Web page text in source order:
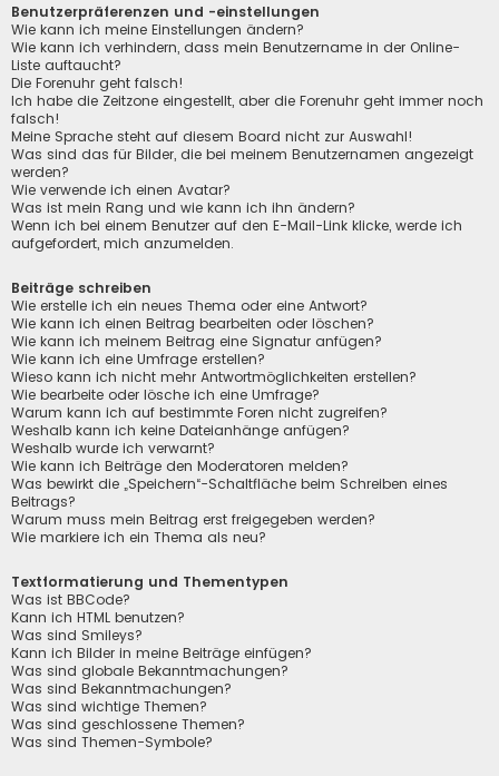
Benutzerpräferenzen und -einstellungen
Wie kann ich meine Einstellungen ändern?
Wie kann ich verhindern, dass mein Benutzername in der Online-
Liste auftaucht?
Die Forenuhr geht falsch!
Ich habe die Zeitzone eingestellt, aber die Forenuhr geht immer noch
falsch!
Meine Sprache steht auf diesem Board nicht zur Auswahl!
Was sind das für Bilder, die bei meinem Benutzernamen angezeigt
werden?
Wie verwende ich einen Avatar?
Was ist mein Rang und wie kann ich ihn ändern?
Wenn ich bei einem Benutzer auf den E-Mail-Link klicke, werde ich
aufgefordert, mich anzumelden.
Beiträge schreiben
Wie erstelle ich ein neues Thema oder eine Antwort?
Wie kann ich einen Beitrag bearbeiten oder löschen?
Wie kann ich meinem Beitrag eine Signatur anfügen?
Wie kann ich eine Umfrage erstellen?
Wieso kann ich nicht mehr Antwortmöglichkeiten erstellen?
Wie bearbeite oder lösche ich eine Umfrage?
Warum kann ich auf bestimmte Foren nicht zugreifen?
Weshalb kann ich keine Dateianhänge anfügen?
Weshalb wurde ich verwarnt?
Wie kann ich Beiträge den Moderatoren melden?
Was bewirkt die „Speichern“-Schaltfläche beim Schreiben eines
Beitrags?
Warum muss mein Beitrag erst freigegeben werden?
Wie markiere ich ein Thema als neu?
Textformatierung und Thementypen
Was ist BBCode?
Kann ich HTML benutzen?
Was sind Smileys?
Kann ich Bilder in meine Beiträge einfügen?
Was sind globale Bekanntmachungen?
Was sind Bekanntmachungen?
Was sind wichtige Themen?
Was sind geschlossene Themen?
Was sind Themen-Symbole?